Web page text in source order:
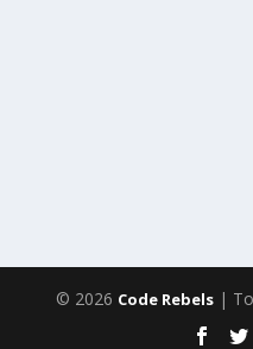
© 2026 Code Rebels |